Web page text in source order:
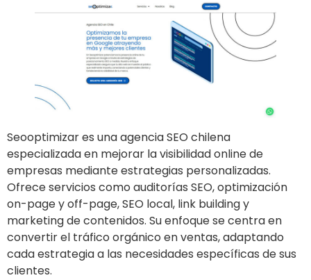
Seooptimizar es una agencia SEO chilena
especializada en mejorar la visibilidad online de
empresas mediante estrategias personalizadas.
Ofrece servicios como auditorías SEO, optimización
on-page y off-page, SEO local, link building y
marketing de contenidos. Su enfoque se centra en
convertir el tráfico orgánico en ventas, adaptando
cada estrategia a las necesidades específicas de sus
clientes.